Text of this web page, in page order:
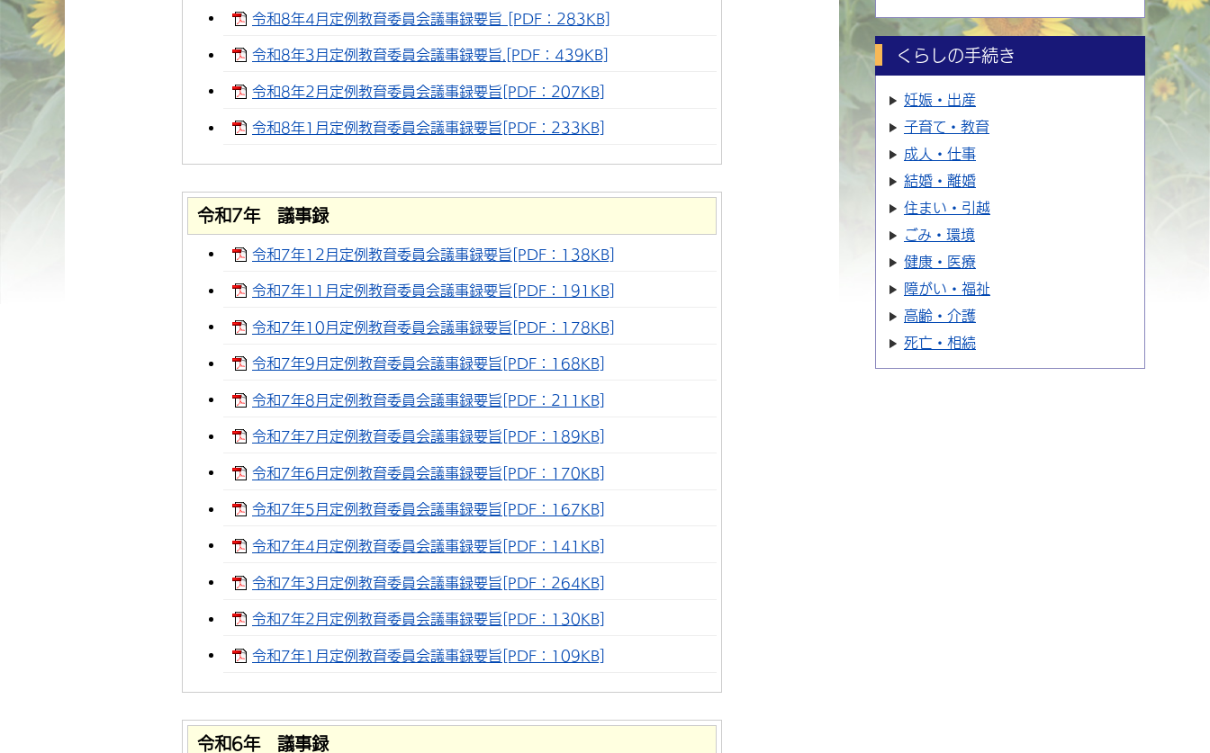
令和8年4月定例教育委員会議事録要旨 [PDF：283KB]
令和8年3月定例教育委員会議事録要旨.[PDF：439KB]
令和8年2月定例教育委員会議事録要旨[PDF：207KB]
令和8年1月定例教育委員会議事録要旨[PDF：233KB]
令和7年 議事録
令和7年12月定例教育委員会議事録要旨[PDF：138KB]
令和7年11月定例教育委員会議事録要旨[PDF：191KB]
令和7年10月定例教育委員会議事録要旨[PDF：178KB]
令和7年9月定例教育委員会議事録要旨[PDF：168KB]
令和7年8月定例教育委員会議事録要旨[PDF：211KB]
令和7年7月定例教育委員会議事録要旨[PDF：189KB]
令和7年6月定例教育委員会議事録要旨[PDF：170KB]
令和7年5月定例教育委員会議事録要旨[PDF：167KB]
令和7年4月定例教育委員会議事録要旨[PDF：141KB]
令和7年3月定例教育委員会議事録要旨[PDF：264KB]
令和7年2月定例教育委員会議事録要旨[PDF：130KB]
令和7年1月定例教育委員会議事録要旨[PDF：109KB]
令和6年 議事録
くらしの手続き
妊娠・出産
子育て・教育
成人・仕事
結婚・離婚
住まい・引越
ごみ・環境
健康・医療
障がい・福祉
高齢・介護
死亡・相続